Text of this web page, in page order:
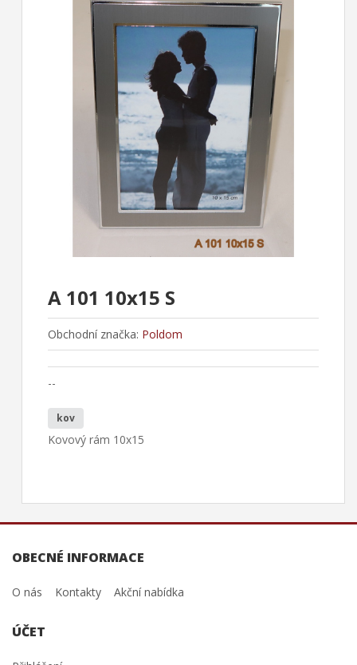
A 101 10x15 S
Obchodní značka: Poldom
--
kov
Kovový rám 10x15
OBECNÉ INFORMACE
O nás Kontakty Akční nabídka
ÚČET